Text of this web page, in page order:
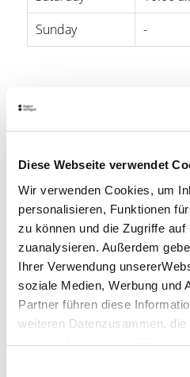
Diese Webseite verwendet
Wir verwenden Cookies, um
personalisieren, Funktionen
zu können und die Zugriffe auf
zuanalysieren. Außerdem
Ihrer Verwendung
soziale Medien, Werbung und
Partner führen diese
weiteren Datenzusammen,
Sunday
-
StuttCard Bonus
(when you order a main
Location & Contact
Restaurant Empore in der
Dorotheenstraße 4
70173 Stuttgart
Phone: + 49 (0) 711 / 470 44
Email:info@looss-